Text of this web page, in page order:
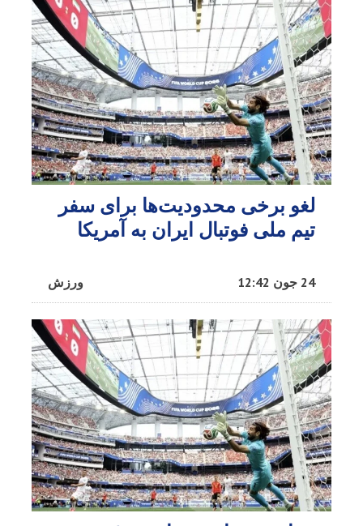
لغو برخی محدودیت‌ها برای سفر
تیم ملی فوتبال ایران به آمریکا
ورزش 24 جون 12:42